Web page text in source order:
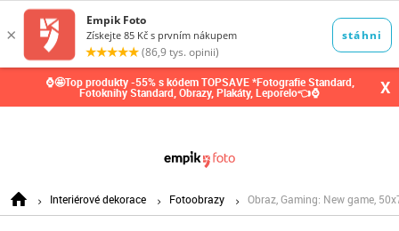
⌚🤩Top produkty -55% s kódem TOPSAVE *Fotografie Standard,
Fotoknihy Standard, Obrazy, Plakáty, Leporelo👈⌚ X
Interiérové dekorace Fotoobrazy Obraz, Gaming: New game,